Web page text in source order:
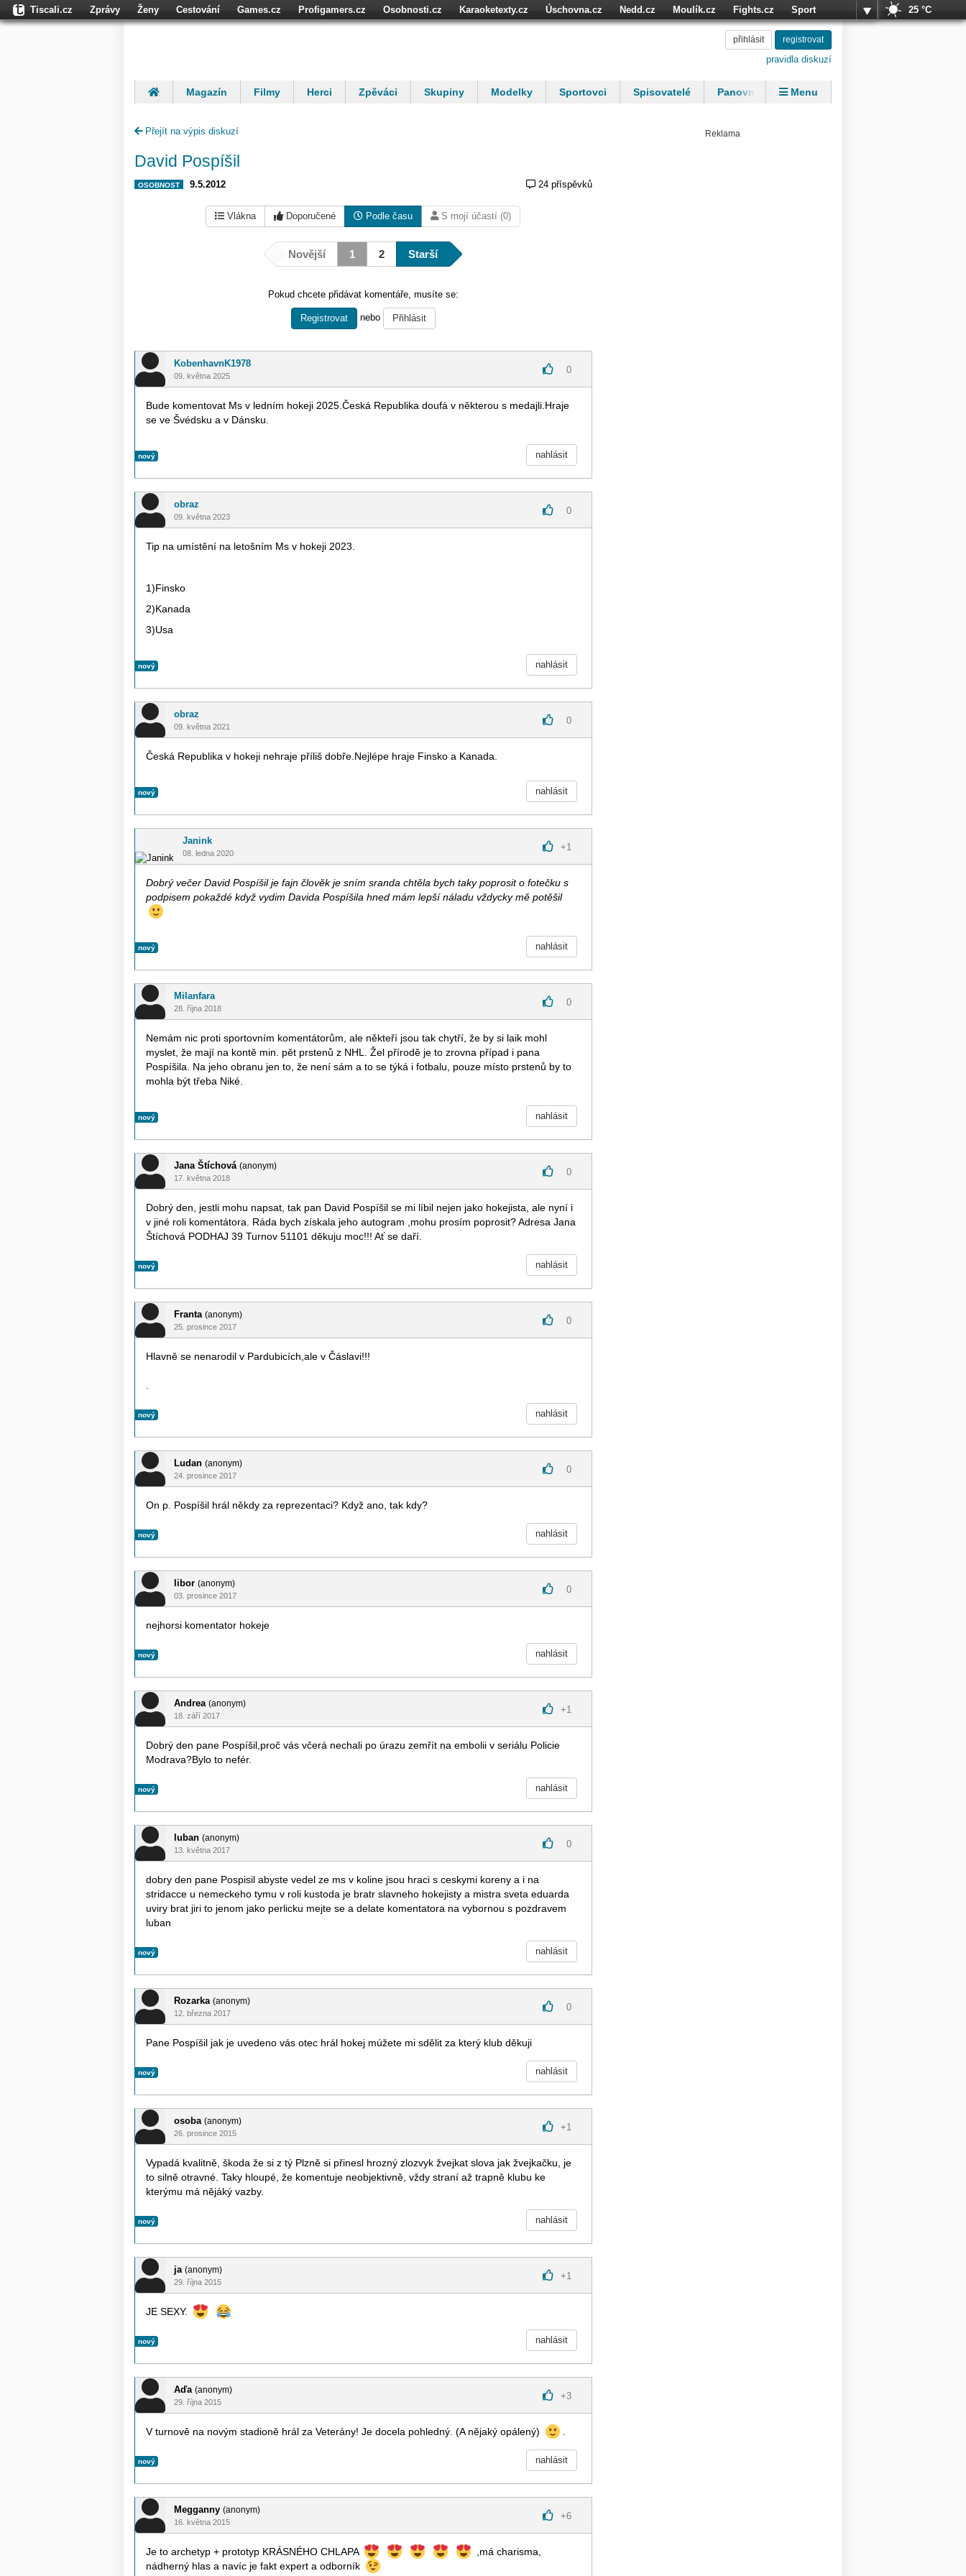
Tiscali.cz Zprávy Ženy Cestování Games.cz Profigamers.cz Osobnosti.cz Karaoketexty.cz Úschovna.cz Nedd.cz Moulík.cz Fights.cz
Sport
25 °C
přihlásit registrovat
pravidla diskuzí
Magazín Filmy Herci Zpěváci Skupiny Modelky Sportovci Spisovatelé
Panovníci
Menu
Přejít na výpis diskuzí
David Pospíšil
OSOBNOST 9.5.2012 24 příspěvků
Vlákna Doporučené Podle času S mojí účastí (0)
Novější 1 2 Starší
Pokud chcete přidávat komentáře, musíte se:
Registrovat nebo Přihlásit
KobenhavnK1978
09. května 2025
0
Bude komentovat Ms v ledním hokeji 2025.Česká Republika doufá v některou s medajli.Hraje
se ve Švédsku a v Dánsku.
nový nahlásit
obraz
09. května 2023
0
Tip na umístění na letošním Ms v hokeji 2023.
1)Finsko
2)Kanada
3)Usa
nový nahlásit
obraz
09. května 2021
0
Česká Republika v hokeji nehraje příliš dobře.Nejlépe hraje Finsko a Kanada.
nový nahlásit
Janink
08. ledna 2020
+1
Dobrý večer David Pospíšil je fajn člověk je sním sranda chtěla bych taky poprosit o fotečku s
podpisem pokaždé když vydim Davida Pospíšila hned mám lepší náladu vždycky mě potěšil
nový nahlásit
Milanfara
28. října 2018
0
Nemám nic proti sportovním komentátorům, ale někteří jsou tak chytří, že by si laik mohl
myslet, že mají na kontě min. pět prstenů z NHL. Žel přírodě je to zrovna případ i pana
Pospíšila. Na jeho obranu jen to, že není sám a to se týká i fotbalu, pouze místo prstenů by to
mohla být třeba Niké.
nový nahlásit
Jana Štíchová (anonym)
17. května 2018
0
Dobrý den, jestli mohu napsat, tak pan David Pospíšil se mi líbil nejen jako hokejista, ale nyní i
v jiné roli komentátora. Ráda bych získala jeho autogram ,mohu prosím poprosit? Adresa Jana
Štíchová PODHAJ 39 Turnov 51101 děkuju moc!!! Ať se daří.
nový nahlásit
Franta (anonym)
25. prosince 2017
0
Hlavně se nenarodil v Pardubicích,ale v Čáslavi!!!
nový nahlásit
Ludan (anonym)
24. prosince 2017
0
On p. Pospíšil hrál někdy za reprezentaci? Když ano, tak kdy?
nový nahlásit
libor (anonym)
03. prosince 2017
0
nejhorsi komentator hokeje
nový nahlásit
Andrea (anonym)
18. září 2017
+1
Dobrý den pane Pospíšil,proč vás včerá nechali po úrazu zemřít na embolii v seriálu Policie
Modrava?Bylo to nefér.
nový nahlásit
luban (anonym)
13. května 2017
0
dobry den pane Pospisil abyste vedel ze ms v koline jsou hraci s ceskymi koreny a i na
stridacce u nemeckeho tymu v roli kustoda je bratr slavneho hokejisty a mistra sveta eduarda
uviry brat jiri to jenom jako perlicku mejte se a delate komentatora na vybornou s pozdravem
luban
nový nahlásit
Rozarka (anonym)
12. března 2017
0
Pane Pospíšil jak je uvedeno vás otec hrál hokej múžete mi sdělit za který klub děkuji
nový nahlásit
osoba (anonym)
26. prosince 2015
+1
Vypadá kvalitně, škoda že si z tý Plzně si přinesl hrozný zlozvyk žvejkat slova jak žvejkačku, je
to silně otravné. Taky hloupé, že komentuje neobjektivně, vždy straní až trapně klubu ke
kterýmu má nějáký vazby.
nový nahlásit
ja (anonym)
29. října 2015
+1
JE SEXY.
nový nahlásit
Aďa (anonym)
29. října 2015
+3
V turnově na novým stadioně hrál za Veterány! Je docela pohledný. (A nějaký opálený)
nový nahlásit
Megganny (anonym)
16. května 2015
+6
Je to archetyp + prototyp KRÁSNÉHO CHLAPA
,má charisma,
nádherný hlas a navíc je fakt expert a odborník